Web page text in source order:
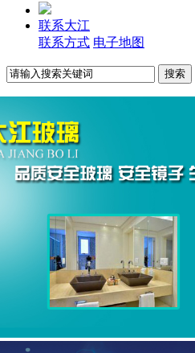
联系大江
联系方式 电子地图